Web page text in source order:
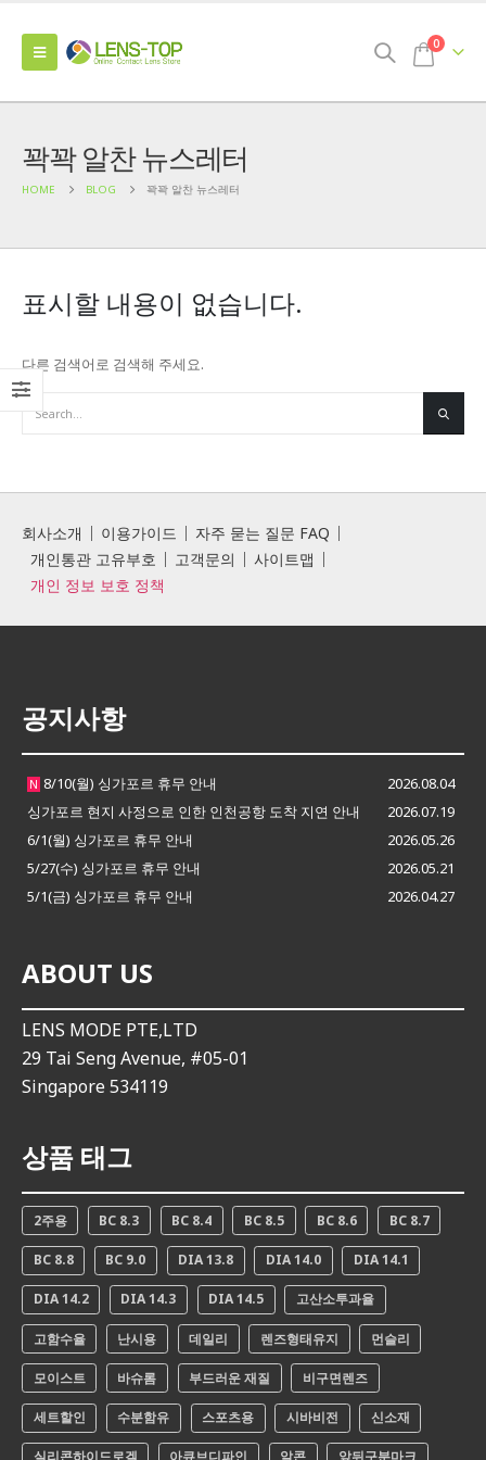
0
꽉꽉 알찬 뉴스레터
HOME BLOG 꽉꽉 알찬 뉴스레터
표시할 내용이 없습니다.
다른 검색어로 검색해 주세요.
회사소개 이용가이드
자주 묻는 질문 FAQ
개인통관 고유부호
고객문의
사이트맵
개인 정보 보호 정책
공지사항
N 8/10(월) 싱가포르 휴무 안내
2026.08.04
싱가포르 현지 사정으로 인한 인천공항 도착 지연 안내
2026.07.19
6/1(월) 싱가포르 휴무 안내
2026.05.26
5/27(수) 싱가포르 휴무 안내
2026.05.21
5/1(금) 싱가포르 휴무 안내
2026.04.27
ABOUT US
LENS MODE PTE,LTD
29 Tai Seng Avenue, #05-01
Singapore 534119
상품 태그
2주용 BC 8.3 BC 8.4 BC 8.5 BC 8.6 BC 8.7
BC 8.8 BC 9.0 DIA 13.8 DIA 14.0 DIA 14.1
DIA 14.2 DIA 14.3 DIA 14.5 고산소투과율
고함수율 난시용 데일리 렌즈형태유지 먼슬리
모이스트 바슈롬 부드러운 재질 비구면렌즈
세트할인 수분함유 스포츠용 시바비전 신소재